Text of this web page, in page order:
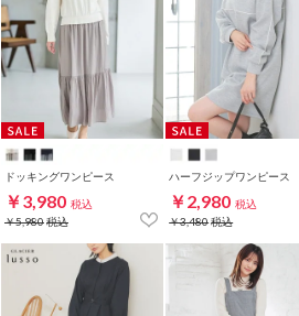
ドッキングワンピース
￥3,980 税込
￥5,980税込
ハーフジップワンピース
￥2,980 税込
￥3,480税込